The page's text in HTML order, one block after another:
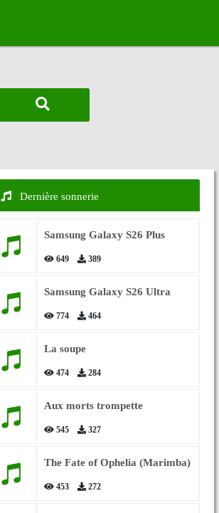
Dernière sonnerie
Samsung Galaxy S26 Plus
649 389
Samsung Galaxy S26 Ultra
774 464
La soupe
474 284
Aux morts trompette
545 327
The Fate of Ophelia (Marimba)
453 272